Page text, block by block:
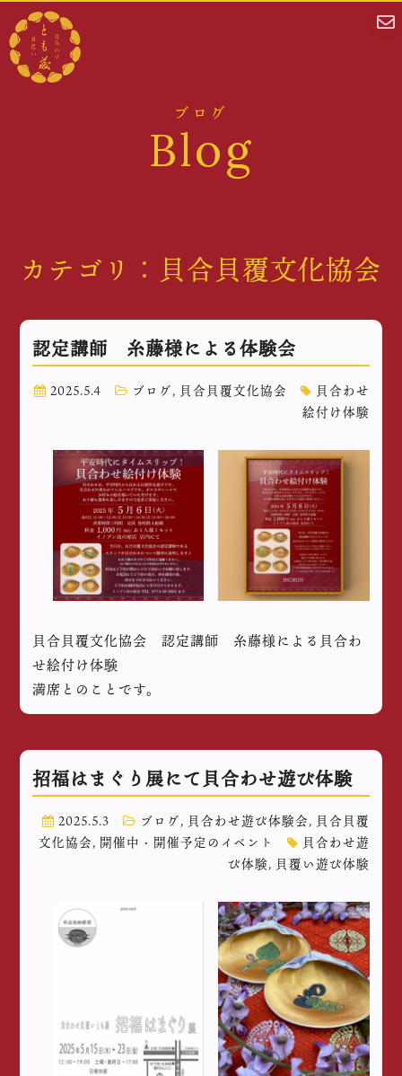
ブログ
Blog
カテゴリ：貝合貝覆文化協会
認定講師 糸藤様による体験会
2025.5.4 ブログ, 貝合貝覆文化協会
貝合わせ
絵付け体験
貝合貝覆文化協会 認定講師 糸藤様による貝合わ
せ絵付け体験
満席とのことです。
招福はまぐり展にて貝合わせ遊び体験
2025.5.3 ブログ, 貝合わせ遊び体験会, 貝合貝覆
文化協会, 開催中・開催予定のイベント
貝合わせ遊
び体験, 貝覆い遊び体験